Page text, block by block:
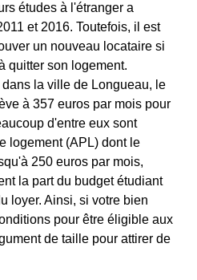
études à l'étranger a
et 2016. Toutefois, il est
un nouveau locataire si
quitter son logement.
la ville de Longueau, le
à 357 euros par mois pour
d'entre eux sont
logement (APL) dont le
250 euros par mois,
la part du budget étudiant
loyer. Ainsi, si votre bien
pour être éligible aux
de taille pour attirer de